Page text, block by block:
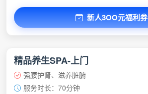
新人3OO元福利券
精品养生SPA-上门
强腰护肾、滋养脏腑
服务时长：70分钟